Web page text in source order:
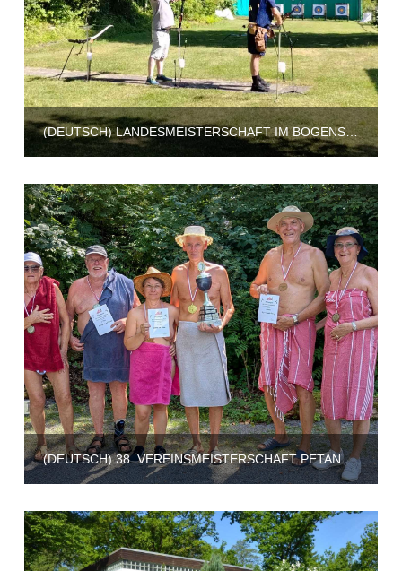
(DEUTSCH) LANDESMEISTERSCHAFT IM BOGENSCHIESSEN BEI DER FSG BIELEFELD 2026
(DEUTSCH) 38. VEREINSMEISTERSCHAFT PETANQUE